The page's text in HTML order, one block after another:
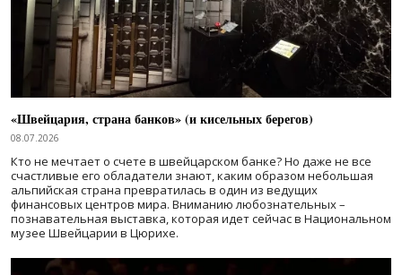
«Швейцария, страна банков» (и кисельных берегов)
08.07.2026
Кто не мечтает о счете в швейцарском банке? Но даже не все
счастливые его обладатели знают, каким образом небольшая
альпийская страна превратилась в один из ведущих
финансовых центров мира. Вниманию любознательных –
познавательная выставка, которая идет сейчас в Национальном
музее Швейцарии в Цюрихе.